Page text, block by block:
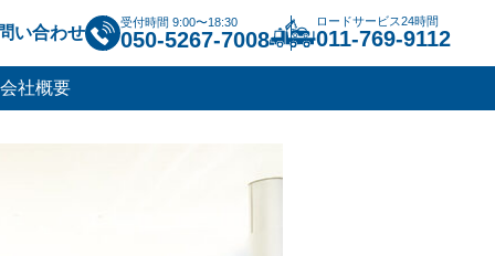
い合わせ
受付時間 9:00〜18:30
050-5267-7008
ロードサービス24時間
011-769-9112
会社概要